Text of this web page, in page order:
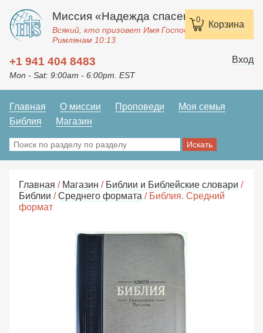
0 Корзина
Миссия «Надежда спасения»
Всякий, кто призовет Имя Господне, спасется.
Римлянам 10:13
+1 941 404 8483
Mon - Sat: 9:00am - 6:00pm. EST
Вход
Главная О миссии Проповеди
Моя семья
Библия
Магазин
Главная / Магазин / Библии и Библейские словари /
Библии /Среднего формата / Библия. Средний
формат